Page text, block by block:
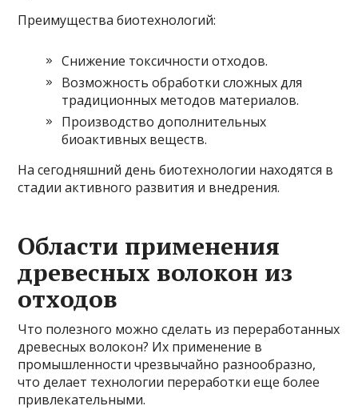
Преимущества биотехнологий:
Снижение токсичности отходов.
Возможность обработки сложных для
традиционных методов материалов.
Производство дополнительных
биоактивных веществ.
На сегодняшний день биотехнологии находятся в
стадии активного развития и внедрения.
Области применения
древесных волокон из
отходов
Что полезного можно сделать из переработанных
древесных волокон? Их применение в
промышленности чрезвычайно разнообразно,
что делает технологии переработки еще более
привлекательными.